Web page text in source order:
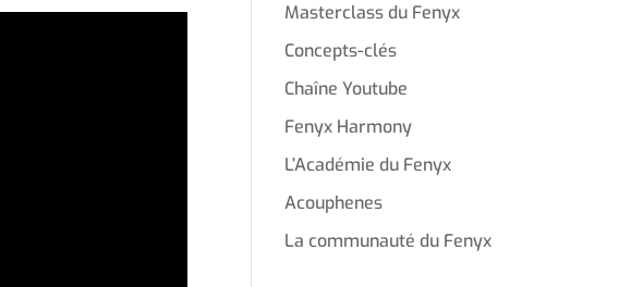
Masterclass du Fenyx
Concepts-clés
Chaîne Youtube
Fenyx Harmony
L’Académie du Fenyx
Acouphenes
La communauté du Fenyx